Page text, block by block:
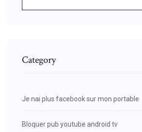
Category
Je nai plus facebook sur mon portable
Bloquer pub youtube android tv